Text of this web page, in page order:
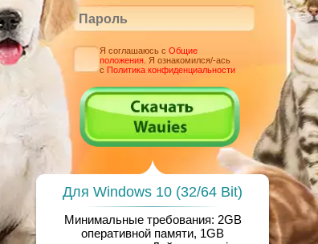
Я соглашаюсь с Общие
положения . Я ознакомился/-ась
с Политика конфиденциальности
Для Windows 10 (32/64 Bit)
Минимальные требования: 2GB
оперативной памяти, 1GB